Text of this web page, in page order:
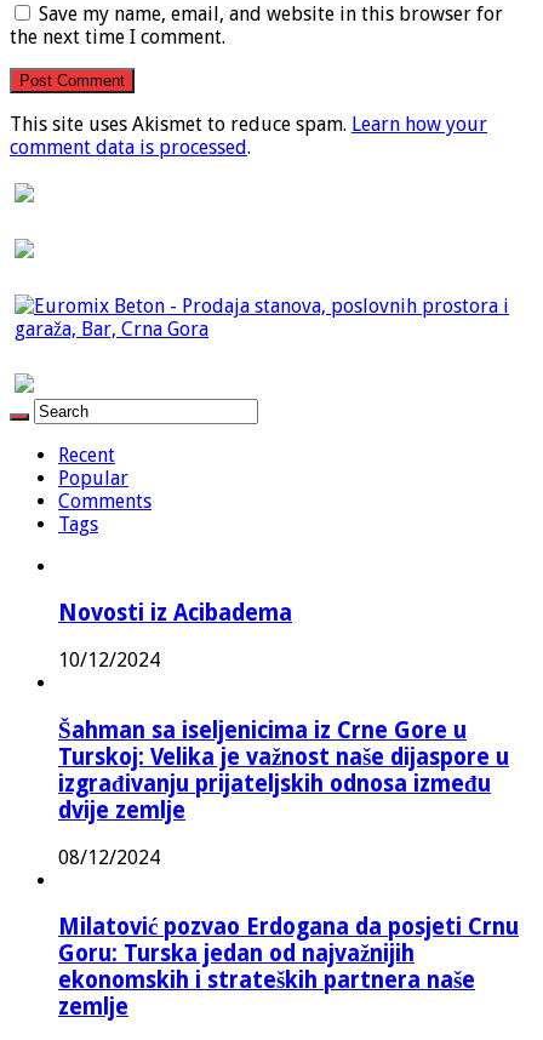
Save my name, email, and website in this browser for
the next time I comment.
This site uses Akismet to reduce spam. Learn how your
comment data is processed.
Recent
Popular
Comments
Tags
Novosti iz Acibadema
10/12/2024
Šahman sa iseljenicima iz Crne Gore u
Turskoj: Velika je važnost naše dijaspore u
izgrađivanju prijateljskih odnosa između
dvije zemlje
08/12/2024
Milatović pozvao Erdogana da posjeti Crnu
Goru: Turska jedan od najvažnijih
ekonomskih i strateških partnera naše
zemlje